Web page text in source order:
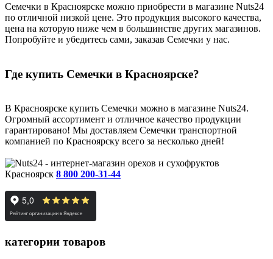
Семечки в Красноярске можно приобрести в магазине Nuts24
по отличной низкой цене. Это продукция высокого качества,
цена на которую ниже чем в большинстве других магазинов.
Попробуйте и убедитесь сами, заказав Семечки у нас.
Где купить Семечки в Красноярске?
В Красноярске купить Семечки можно в магазине Nuts24.
Огромный ассортимент и отличное качество продукции
гарантировано! Мы доставляем Семечки транспортной
компанией по Красноярску всего за несколько дней!
Красноярск 8 800 200-31-44
категории товаров